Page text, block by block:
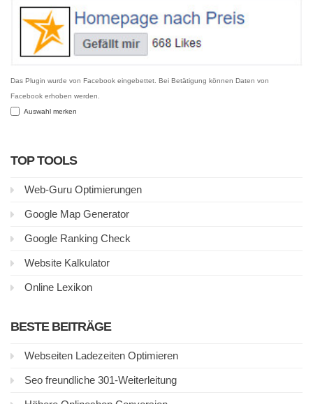
Das Plugin wurde von Facebook eingebettet. Bei Betätigung können Daten von
Facebook erhoben werden.
Auswahl merken
TOP TOOLS
Web-Guru Optimierungen
Google Map Generator
Google Ranking Check
Website Kalkulator
Online Lexikon
BESTE BEITRÄGE
Webseiten Ladezeiten Optimieren
Seo freundliche 301-Weiterleitung